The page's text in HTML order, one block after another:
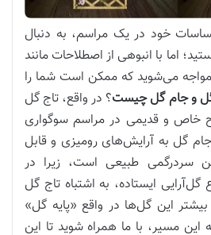
خود در یک مراسم، به دنبال
اما با انبوهی از اصطلاحات مانند
می‌شوید که ممکن است شما را
و جام گل چیست؟ در واقع، تاج گل
خاص و قدیمی در مراسم سوگواری
جام گل به آرایش‌های رومیزی و قابل
سردرگمی طبیعی است، زیرا در
ایستاده، به اشتباه تاج گل
این گل‌ها در واقع «پایه گل»
این مسیر، با ما همراه شوید تا این